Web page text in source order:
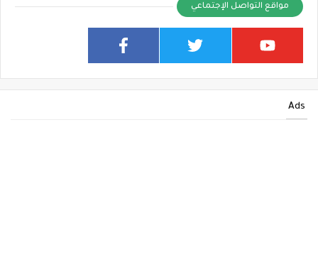
مواقع التواصل الإجتماعي
Ads